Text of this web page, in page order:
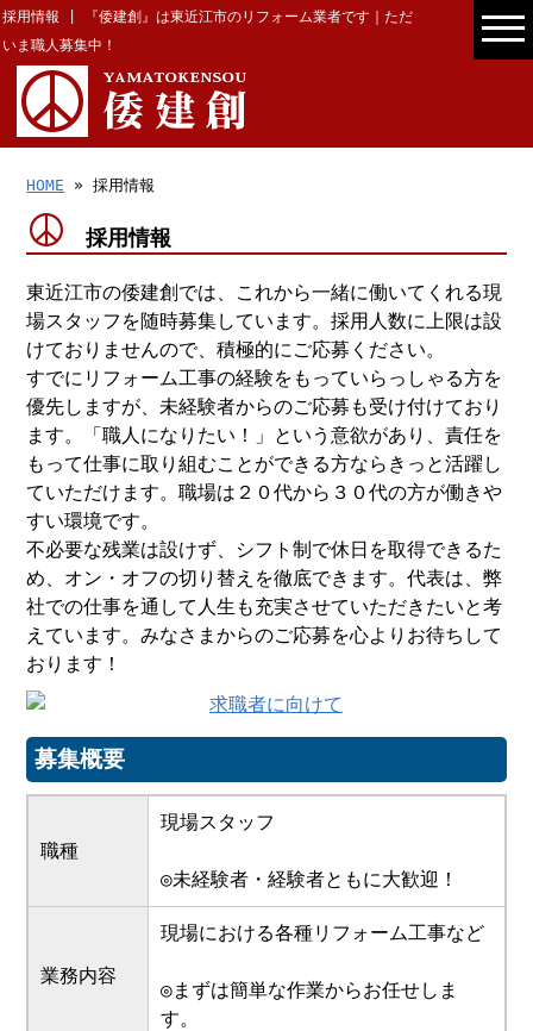
採用情報 | 『倭建創』は東近江市のリフォーム業者です｜ただ
いま職人募集中！
HOME » 採用情報
採用情報
東近江市の倭建創では、これから一緒に働いてくれる現
場スタッフを随時募集しています。採用人数に上限は設
けておりませんので、積極的にご応募ください。
すでにリフォーム工事の経験をもっていらっしゃる方を
優先しますが、未経験者からのご応募も受け付けており
ます。「職人になりたい！」という意欲があり、責任を
もって仕事に取り組むことができる方ならきっと活躍し
ていただけます。職場は２０代から３０代の方が働きや
すい環境です。
不必要な残業は設けず、シフト制で休日を取得できるた
め、オン・オフの切り替えを徹底できます。代表は、弊
社での仕事を通して人生も充実させていただきたいと考
えています。みなさまからのご応募を心よりお待ちして
おります！
募集概要
職種
現場スタッフ
◎未経験者・経験者ともに大歓迎！
業務内容
現場における各種リフォーム工事など
◎まずは簡単な作業からお任せしま
す。